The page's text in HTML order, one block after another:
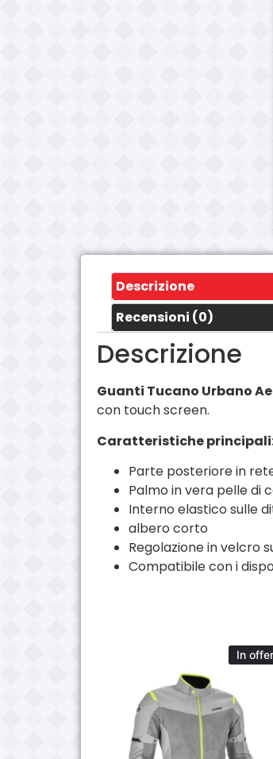
Descrizione
Recensioni (0)
Descrizione
Guanti Tucano Urbano
con touch screen.
Caratteristiche
Parte posteriore in
Palmo in vera pelle di
Interno elastico sulle
albero corto
Regolazione in velcro
Compatibile con i
In